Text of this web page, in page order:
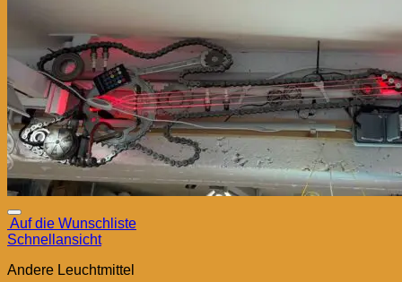
Auf die Wunschliste
Schnellansicht
Andere Leuchtmittel